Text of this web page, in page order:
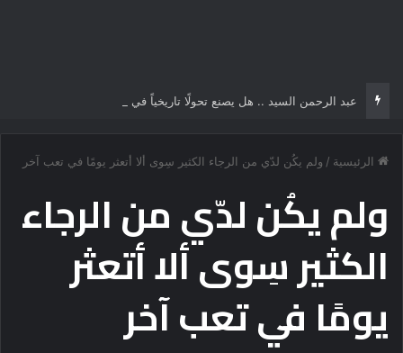
الرئيسية / ولم يكُن لدّي من الرجاء الكثير سِوى ألا أتعثر يومًا في تعب آخر
ولم يكُن لدّي من الرجاء
الكثير سِوى ألا أتعثر
يومًا في تعب آخر